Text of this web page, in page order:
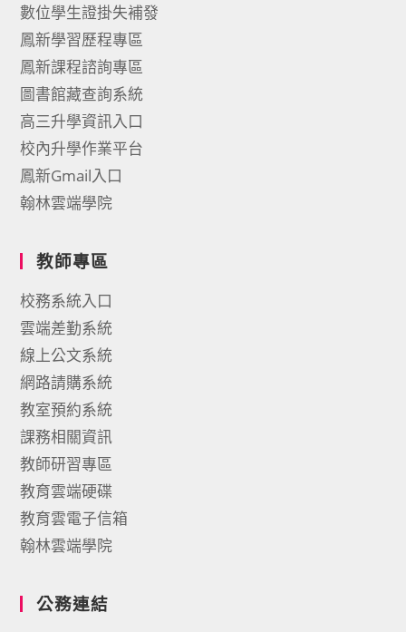
數位學生證掛失補發
鳳新學習歷程專區
鳳新課程諮詢專區
圖書館藏查詢系統
高三升學資訊入口
校內升學作業平台
鳳新Gmail入口
翰林雲端學院
教師專區
校務系統入口
雲端差勤系統
線上公文系統
網路請購系統
教室預約系統
課務相關資訊
教師研習專區
教育雲端硬碟
教育雲電子信箱
翰林雲端學院
公務連結